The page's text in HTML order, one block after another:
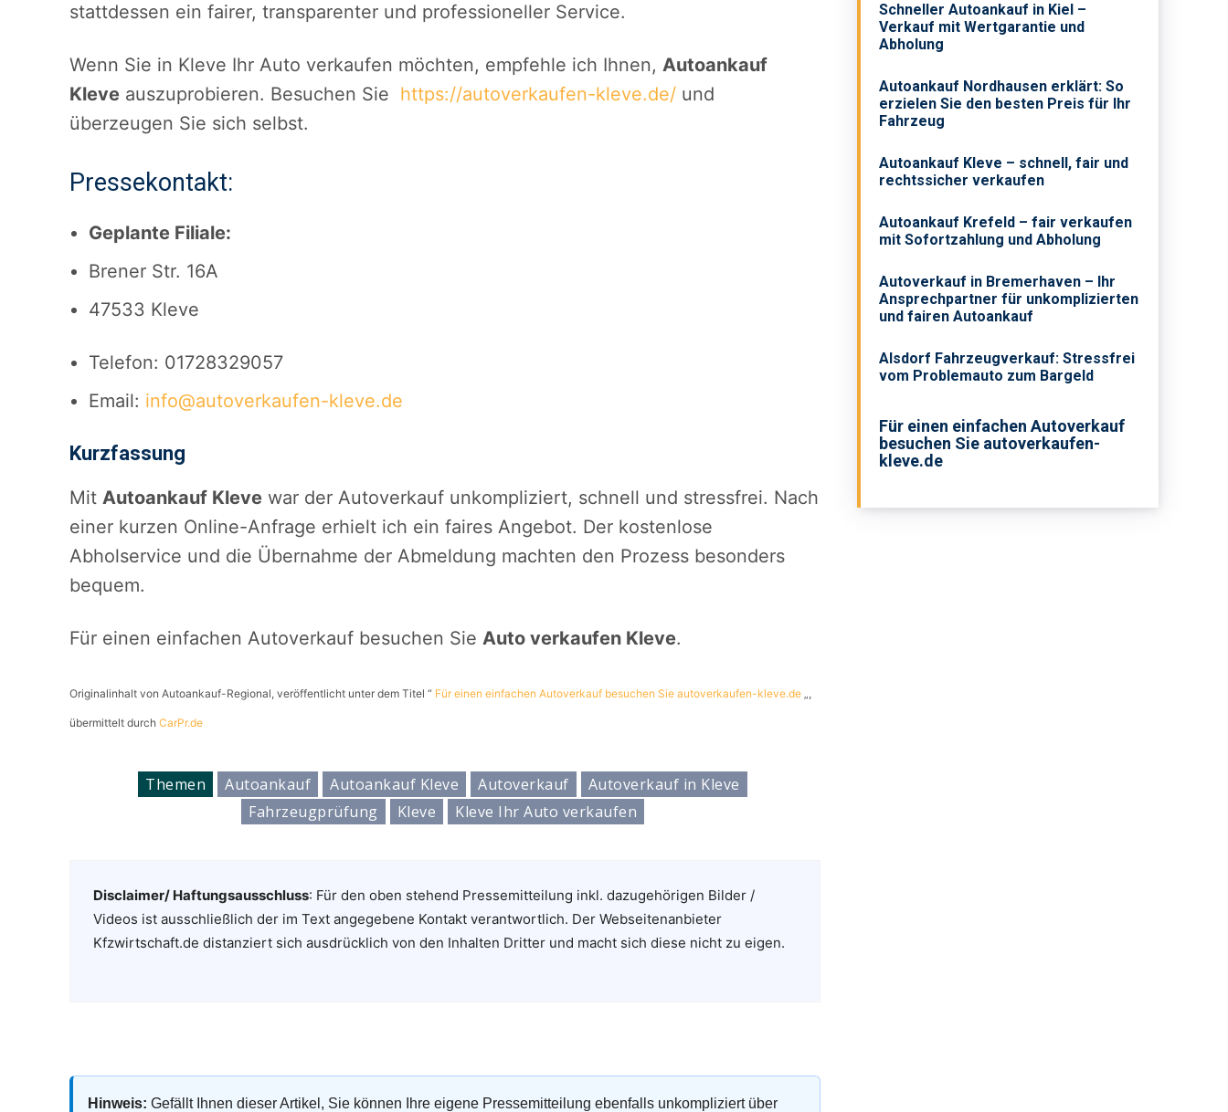
stattdessen ein fairer, transparenter und professioneller Service.
Wenn Sie in Kleve Ihr Auto verkaufen möchten, empfehle ich Ihnen, Autoankauf
Kleve auszuprobieren. Besuchen Sie https://autoverkaufen-kleve.de/ und
überzeugen Sie sich selbst.
Pressekontakt:
Geplante Filiale:
Brener Str. 16A
47533 Kleve
Telefon: 01728329057
Email: info@autoverkaufen-kleve.de
Kurzfassung
Mit Autoankauf Kleve war der Autoverkauf unkompliziert, schnell und stressfrei. Nach
einer kurzen Online-Anfrage erhielt ich ein faires Angebot. Der kostenlose
Abholservice und die Übernahme der Abmeldung machten den Prozess besonders
bequem.
Für einen einfachen Autoverkauf besuchen Sie Auto verkaufen Kleve.
Originalinhalt von Autoankauf-Regional, veröffentlicht unter dem Titel “ Für einen einfachen Autoverkauf besuchen Sie autoverkaufen-kleve.de „,
übermittelt durch CarPr.de
Themen Autoankauf Autoankauf Kleve Autoverkauf
Autoverkauf in Kleve
Fahrzeugprüfung
Kleve Kleve Ihr Auto verkaufen
Disclaimer/ Haftungsausschluss: Für den oben stehend Pressemitteilung inkl. dazugehörigen Bilder /
Videos ist ausschließlich der im Text angegebene Kontakt verantwortlich. Der Webseitenanbieter
Kfzwirtschaft.de distanziert sich ausdrücklich von den Inhalten Dritter und macht sich diese nicht zu eigen.
Hinweis: Gefällt Ihnen dieser Artikel, Sie können Ihre eigene Pressemitteilung ebenfalls unkompliziert über
Schneller Autoankauf in Kiel –
Verkauf mit Wertgarantie und
Abholung
Autoankauf Nordhausen erklärt: So
erzielen Sie den besten Preis für Ihr
Fahrzeug
Autoankauf Kleve – schnell, fair und
rechtssicher verkaufen
Autoankauf Krefeld – fair verkaufen
mit Sofortzahlung und Abholung
Autoverkauf in Bremerhaven – Ihr
Ansprechpartner für unkomplizierten
und fairen Autoankauf
Alsdorf Fahrzeugverkauf: Stressfrei
vom Problemauto zum Bargeld
Für einen einfachen Autoverkauf
besuchen Sie autoverkaufen-
kleve.de